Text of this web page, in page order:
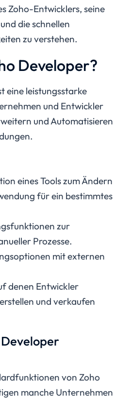
Zoho-Entwicklers, seine
die schnellen
zu verstehen.
Developer?
eine leistungsstarke
und Entwickler
und Automatisieren
eines Tools zum Ändern
für ein bestimmtes
zur
Prozesse.
mit externen
denen Entwickler
und verkaufen
von Zoho
manche Unternehmen